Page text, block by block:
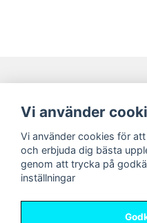
Navigering
Nyheter!
Förbeställning
Sociala medier
Vi använder
Vi använder cookies för
och erbjuda dig bästa
genom att trycka på
inställningar